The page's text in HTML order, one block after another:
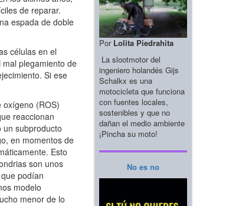
de reparar.
espada de doble
células en el
plegamiento de
Si ese
(ROS)
reaccionan
subproducto
en momentos de
Esto
son unos
podían
modelo
menor de lo
Por Lolita Piedrahita
La slootmotor del
ingeniero holandés Gijs
Schalkx es una
motocicleta que funciona
con fuentes locales,
sostenibles y que no
dañan el medio ambiente
¡Pincha su moto!
No es no